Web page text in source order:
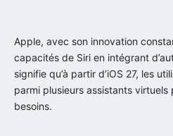
Apple, avec son innovation
capacités de Siri en intégrant
signifie qu’à partir d’iOS 27, les
parmi plusieurs assistants virtuels
besoins.